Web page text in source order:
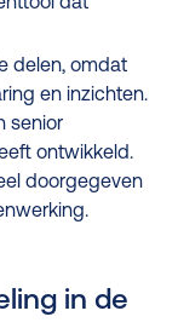
delen, omdat
en inzichten.
senior
ontwikkeld.
doorgegeven
in de